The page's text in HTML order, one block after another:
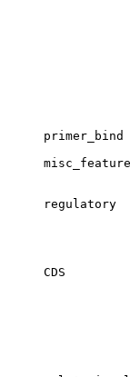
primer_bind
regulatory
CDS